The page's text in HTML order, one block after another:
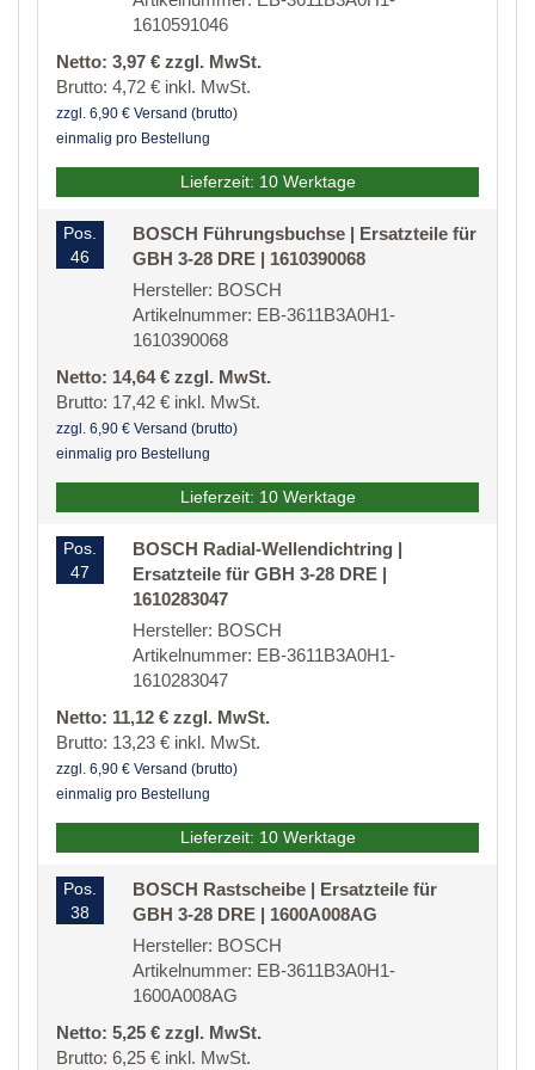
1610591046
Netto: 3,97 € zzgl. MwSt.
Brutto: 4,72 € inkl. MwSt.
zzgl. 6,90 € Versand (brutto)
einmalig pro Bestellung
Lieferzeit: 10 Werktage
Pos.
46
BOSCH Führungsbuchse | Ersatzteile für
GBH 3-28 DRE | 1610390068
Hersteller: BOSCH
Artikelnummer: EB-3611B3A0H1-
1610390068
Netto: 14,64 € zzgl. MwSt.
Brutto: 17,42 € inkl. MwSt.
zzgl. 6,90 € Versand (brutto)
einmalig pro Bestellung
Lieferzeit: 10 Werktage
Pos.
47
BOSCH Radial-Wellendichtring |
Ersatzteile für GBH 3-28 DRE |
1610283047
Hersteller: BOSCH
Artikelnummer: EB-3611B3A0H1-
1610283047
Netto: 11,12 € zzgl. MwSt.
Brutto: 13,23 € inkl. MwSt.
zzgl. 6,90 € Versand (brutto)
einmalig pro Bestellung
Lieferzeit: 10 Werktage
Pos.
38
BOSCH Rastscheibe | Ersatzteile für
GBH 3-28 DRE | 1600A008AG
Hersteller: BOSCH
Artikelnummer: EB-3611B3A0H1-
1600A008AG
Netto: 5,25 € zzgl. MwSt.
Brutto: 6,25 € inkl. MwSt.